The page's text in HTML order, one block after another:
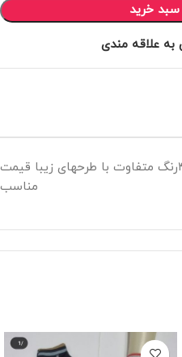
سبد خرید
به علاقه مندی
جوراب فری سایز مچی در ۴رنگ متفاوت با طرحهای زیبا قیمت
مناسب